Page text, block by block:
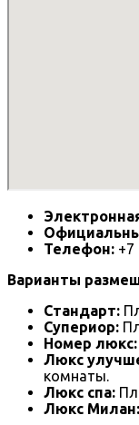
Телефон: +7
Варианты
Стандарт:
Супериор:
Номер люкс:
Люкс
комнаты.
Люкс спа:
Люкс Милан: